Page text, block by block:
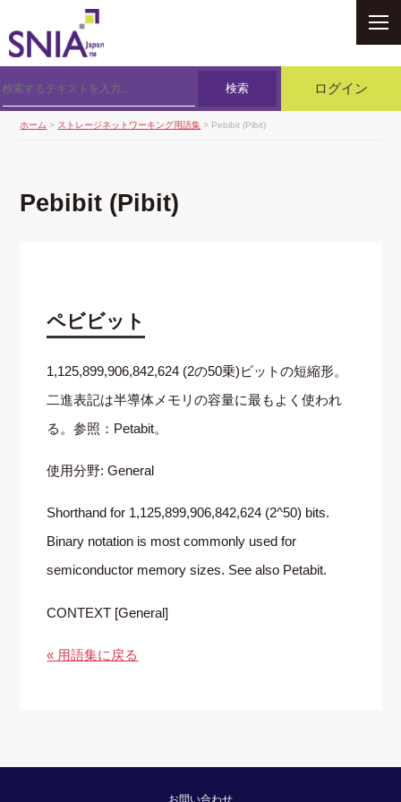
検索 ログイン
ホーム > ストレージネットワーキング用語集 > Pebibit (Pibit)
Pebibit (Pibit)
ペビビット
1,125,899,906,842,624 (2の50乗)ビットの短縮形。
二進表記は半導体メモリの容量に最もよく使われ
る。参照：Petabit。
使用分野: General
Shorthand for 1,125,899,906,842,624 (2^50) bits.
Binary notation is most commonly used for
semiconductor memory sizes. See also Petabit.
CONTEXT [General]
« 用語集に戻る
お問い合わせ